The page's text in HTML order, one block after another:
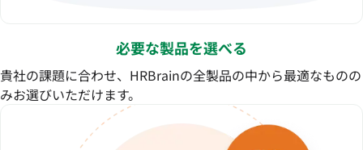
必要な製品を選べる
貴社の課題に合わせ、HRBrainの全製品の中から最適なものの
みお選びいただけます。